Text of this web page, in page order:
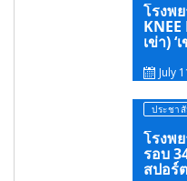
โรงพ
เข่า)
July
ประชา
โรงพ
รอบ
สปอร์